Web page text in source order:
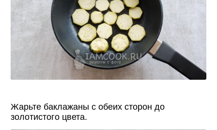
Жарьте баклажаны с обеих сторон до
золотистого цвета.